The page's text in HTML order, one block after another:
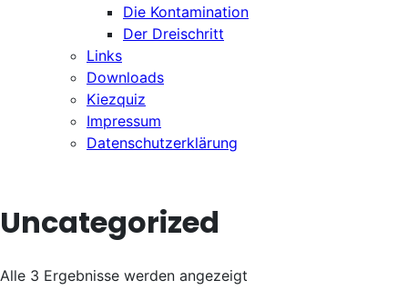
Die Kontamination
Der Dreischritt
Links
Downloads
Kiezquiz
Impressum
Datenschutzerklärung
Uncategorized
Alle 3 Ergebnisse werden angezeigt